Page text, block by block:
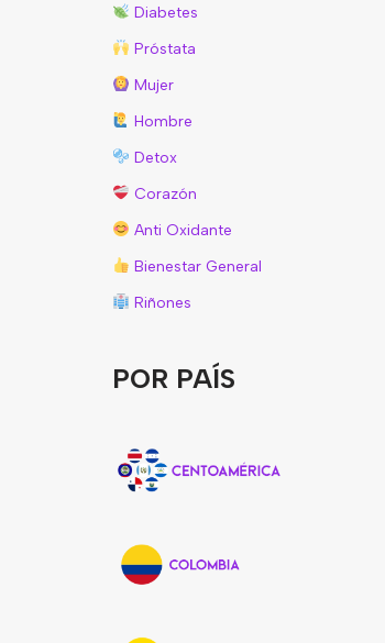
Diabetes
Próstata
Mujer
Hombre
Detox
Corazón
Anti Oxidante
Bienestar General
Riñones
POR PAÍS